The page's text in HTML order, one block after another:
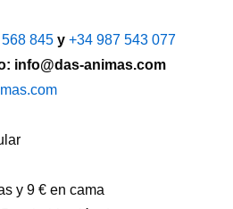
845 y +34 987 543 077
info@das-animas.com
y 9 € en cama